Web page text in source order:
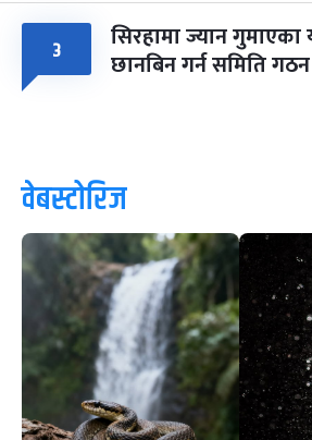
३ सिरहामा ज्यान
छानबिन गर्न समिति गठन
वेबस्टोरिज